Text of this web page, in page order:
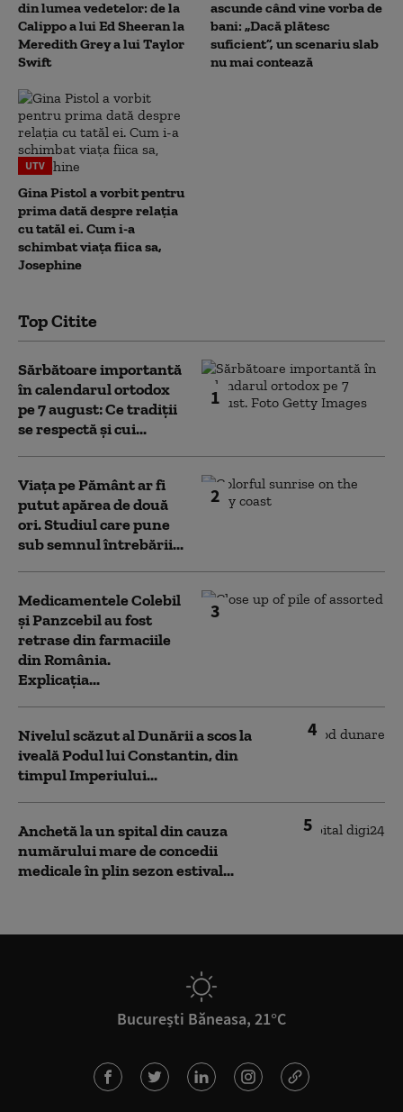
din lumea vedetelor: de la
Calippo a lui Ed Sheeran la
Meredith Grey a lui Taylor
Swift
ascunde când vine vorba de
bani: „Dacă plătesc
suficient”, un scenariu slab
nu mai contează
UTV
Gina Pistol a vorbit pentru
prima dată despre relația
cu tatăl ei. Cum i-a
schimbat viața fiica sa,
Josephine
Top Citite
1
Sărbătoare importantă
în calendarul ortodox
pe 7 august: Ce tradiții
se respectă și cui...
2
Viața pe Pământ ar fi
putut apărea de două
ori. Studiul care pune
sub semnul întrebării...
3
Medicamentele Colebil
și Panzcebil au fost
retrase din farmaciile
din România.
Explicația...
4
Nivelul scăzut al Dunării a scos la
iveală Podul lui Constantin, din
timpul Imperiului...
5
Anchetă la un spital din cauza
numărului mare de concedii
medicale în plin sezon estival...
București Băneasa, 21°C